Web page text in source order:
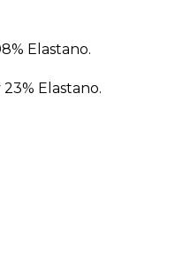
Elastano.
Elastano.